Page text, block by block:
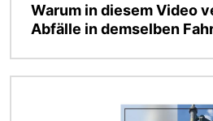
Warum in diesem Video
Abfälle in demselben